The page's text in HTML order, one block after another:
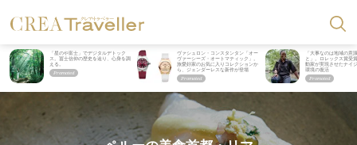
「星のや富士」でデジタルデトック
ス。冨士信仰の歴史を辿り、心身を調
える。
ヴァシュロン・コンスタンタン「オー
ヴァーシーズ・オートマティック」。
旅愛好家のお気に入りコレクションか
ら、ジェンダーレスな新作が登場
「大事なのは地域の意
と」。ロレックス賞受
動家が実現させたナイ
環境の復活